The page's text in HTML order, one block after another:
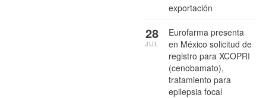
exportación
Eurofarma presenta
en México solicitud de
registro para XCOPRI
(cenobamato),
tratamiento para
epilepsia focal
28
JUL